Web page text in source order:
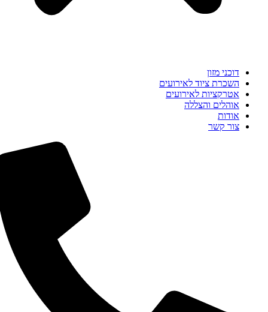
דוכני מזון
השכרת ציוד לאירועים
אטרקציות לאירועים
אוהלים והצללה
אודות
צור קשר